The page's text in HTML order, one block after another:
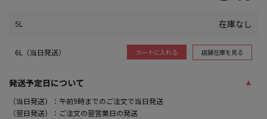
5L 在庫なし
6L（当日発送） カートに入れる 店舗在庫を見る
発送予定日について
（当日発送）：午前9時までのご注文で当日発送
（翌日発送）：ご注文の翌営業日の発送